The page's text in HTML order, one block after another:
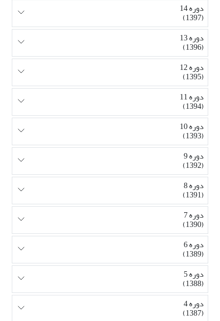
دوره 14
(1397)
دوره 13
(1396)
دوره 12
(1395)
دوره 11
(1394)
دوره 10
(1393)
دوره 9
(1392)
دوره 8
(1391)
دوره 7
(1390)
دوره 6
(1389)
دوره 5
(1388)
دوره 4
(1387)